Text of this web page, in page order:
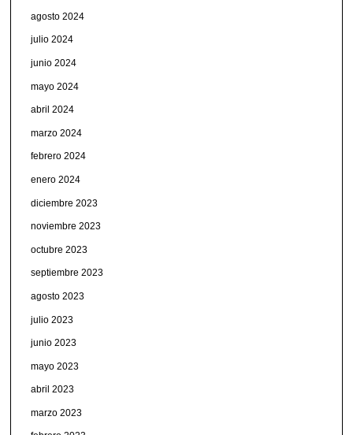
agosto 2024
julio 2024
junio 2024
mayo 2024
abril 2024
marzo 2024
febrero 2024
enero 2024
diciembre 2023
noviembre 2023
octubre 2023
septiembre 2023
agosto 2023
julio 2023
junio 2023
mayo 2023
abril 2023
marzo 2023